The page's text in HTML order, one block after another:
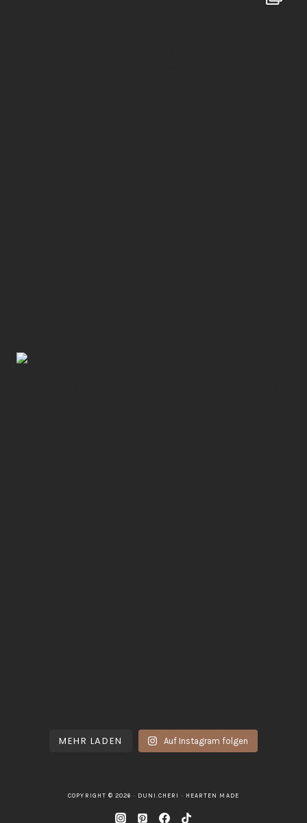
MEHR LADEN Auf Instagram folgen
COPYRIGHT © 2026 · DUNI.CHERI · HEARTEN MADE